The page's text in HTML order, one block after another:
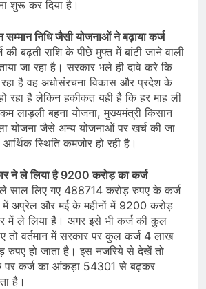
शुरू कर दिया है।
सम्मान निधि जैसी योजनाओं ने बढ़ाया कर्ज
की बढ़ती राशि के पीछे मुफ्त में बांटी जाने वाली
जा रहा है। सरकार भले ही दावे करे कि
रहा है वह अधोसंरचना विकास और प्रदेश के
रहा है लेकिन हकीकत यही है कि हर माह ली
लाड़ली बहना योजना, मुख्यमंत्री किसान
योजना जैसे अन्य योजनाओं पर खर्च की जा
स्थिति कमजोर हो रही है।
ने ले लिया है 9200 करोड़ का कर्ज
साल लिए गए 488714 करोड़ रुपए के कर्ज
में अप्रेल और मई के महीनों में 9200 करोड़
में ले लिया है। अगर इसे भी कर्ज की कुल
तो वर्तमान में सरकार पर कुल कर्ज 4 लाख
रुपए हो जाता है। इस नजरिये से देखें तो
पर कर्ज का आंकड़ा 54301 से बढ़कर
है।